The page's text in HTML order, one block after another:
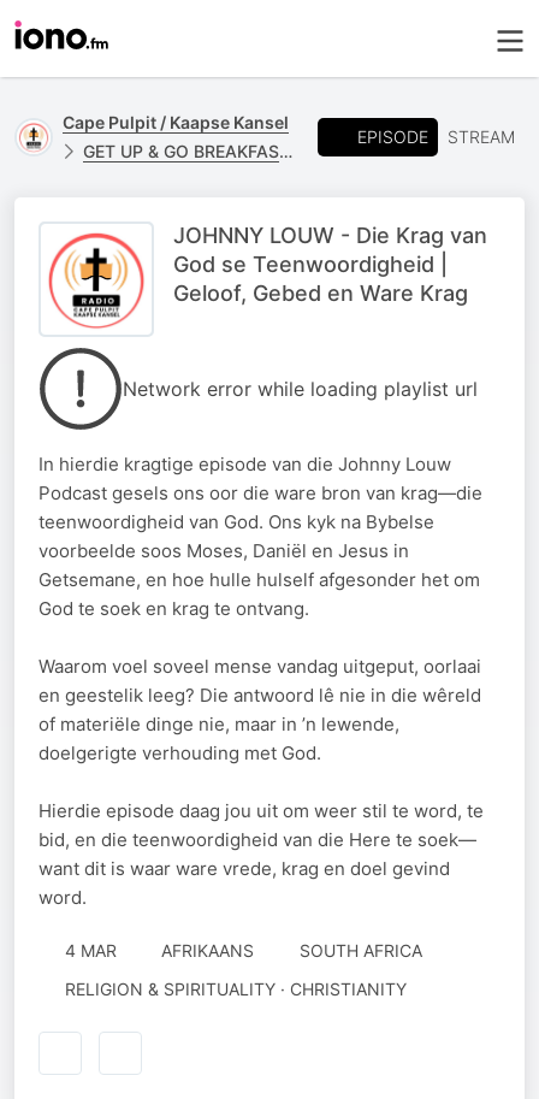
Cape Pulpit / Kaapse Kansel
GET UP & GO BREAKFAST - JOHNNY LOUW
EPISODE STREAM
JOHNNY LOUW - Die Krag van
God se Teenwoordigheid |
Geloof, Gebed en Ware Krag
Network error while loading playlist url
In hierdie kragtige episode van die Johnny Louw
Podcast gesels ons oor die ware bron van krag—die
teenwoordigheid van God. Ons kyk na Bybelse
voorbeelde soos Moses, Daniël en Jesus in
Getsemane, en hoe hulle hulself afgesonder het om
God te soek en krag te ontvang.
Waarom voel soveel mense vandag uitgeput, oorlaai
en geestelik leeg? Die antwoord lê nie in die wêreld
of materiële dinge nie, maar in ’n lewende,
doelgerigte verhouding met God.
Hierdie episode daag jou uit om weer stil te word, te
bid, en die teenwoordigheid van die Here te soek—
want dit is waar ware vrede, krag en doel gevind
word.
4 MAR AFRIKAANS
SOUTH AFRICA
RELIGION & SPIRITUALITY · CHRISTIANITY